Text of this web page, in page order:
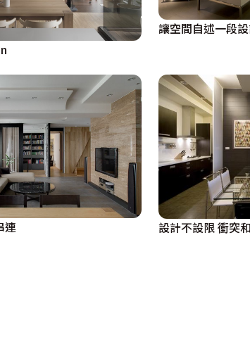
讓空間自述一段
連 設計不設限 衝突